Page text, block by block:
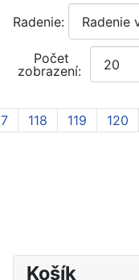
Radenie:
Počet
zobrazení:
118 119 120
Košík